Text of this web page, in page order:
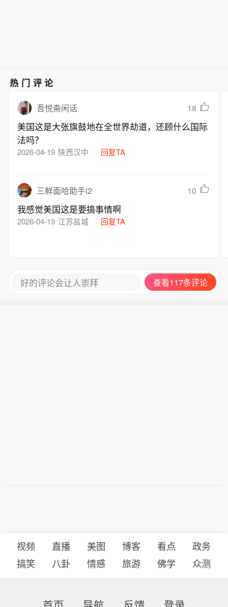
热门评论
吾悦斋闲话 18
美国这是大张旗鼓地在全世界劫道，还顾什么国际
法吗？
2026-04-19 陕西汉中 回复TA
三鲜面哈助手i2 10
我感觉美国这是要搞事情啊
2026-04-19 江苏盐城 回复TA
好的评论会让人崇拜 查看117条评论
视频 直播 美图 博客 看点
政务
搞笑
八卦 情感 旅游 佛学 众测